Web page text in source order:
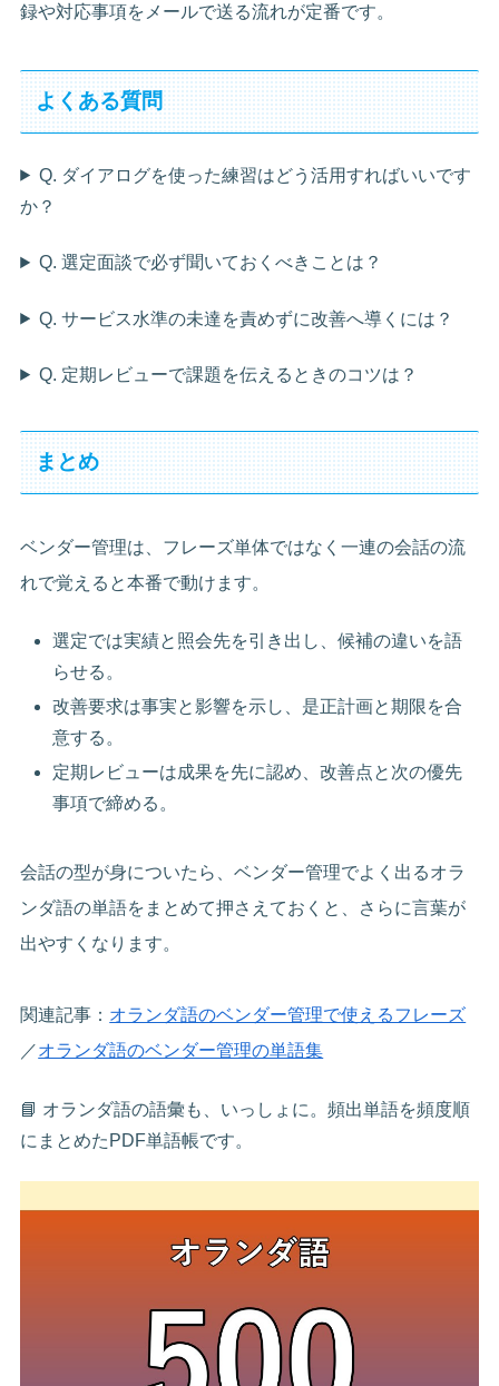
録や対応事項をメールで送る流れが定番です。
よくある質問
Q. ダイアログを使った練習はどう活用すればいいです
か？
Q. 選定面談で必ず聞いておくべきことは？
Q. サービス水準の未達を責めずに改善へ導くには？
Q. 定期レビューで課題を伝えるときのコツは？
まとめ
ベンダー管理は、フレーズ単体ではなく一連の会話の流
れで覚えると本番で動けます。
選定では実績と照会先を引き出し、候補の違いを語
らせる。
改善要求は事実と影響を示し、是正計画と期限を合
意する。
定期レビューは成果を先に認め、改善点と次の優先
事項で締める。
会話の型が身についたら、ベンダー管理でよく出るオラ
ンダ語の単語をまとめて押さえておくと、さらに言葉が
出やすくなります。
関連記事： オランダ語のベンダー管理で使えるフレーズ
／オランダ語のベンダー管理の単語集
📘 オランダ語の語彙も、いっしょに。頻出単語を頻度順
にまとめたPDF単語帳です。